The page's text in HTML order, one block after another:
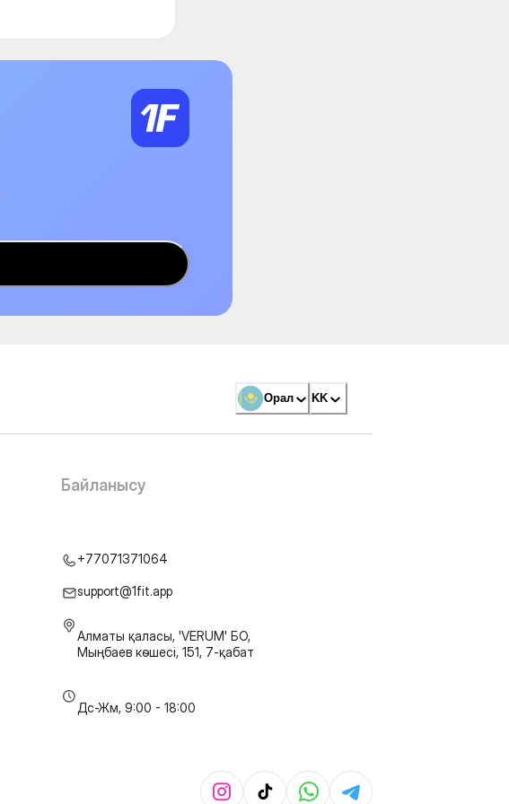
Орал KK
Байланысу
+77071371064
support@1fit.app
Алматы қаласы, 'VERUM' БО,
Мыңбаев көшесі, 151, 7-қабат
Дс-Жм, 9:00 - 18:00